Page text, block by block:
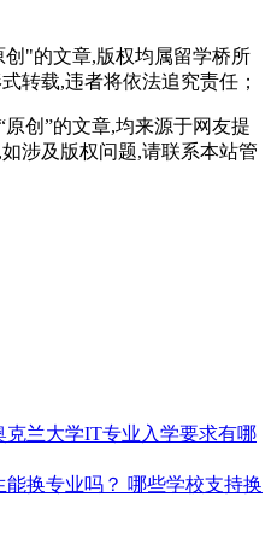
"的文章,版权均属留学桥所
转载,违者将依法追究责任；
创”的文章,均来源于网友提
涉及版权问题,请联系本站管
克兰大学IT专业入学要求有哪
换专业吗？ 哪些学校支持换